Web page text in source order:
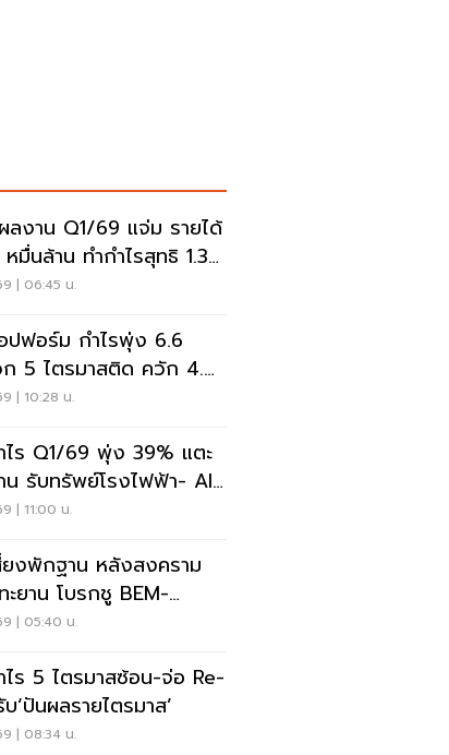
ลงาน Q1/69 แจ่ม รายได้
มื่นล้าน ทำกำไรสุทธิ 1.3
| 06:45 น.
ปฟอร์ม กำไรพุ่ง 6.6
5 ไตรมาสติด ควัก 4.8
ปันผลระหว่างกาล
| 10:28 น.
ไร Q1/69 พุ่ง 39% แตะ
น รับทรัพย์โรงไฟฟ้า- AIS
| 11:00 น.
ยงพักฐาน หลังสงคราม
ยาน โบรกชู BEM-
หุ้นปลอดภัย
| 05:40 น.
ไร 5 ไตรมาสซ้อน-จ่อ Re-
รับ‘ปันผลรายไตรมาส’
| 08:34 น.